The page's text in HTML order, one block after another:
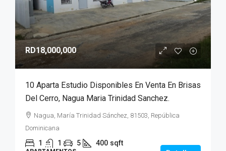
RD18,000,000
10 Aparta Estudio Disponibles En Venta En Brisas
Del Cerro, Nagua Maria Trinidad Sanchez.
Nagua, María Trinidad Sánchez, 81503, República
Dominicana
1 1 5 400 sqft